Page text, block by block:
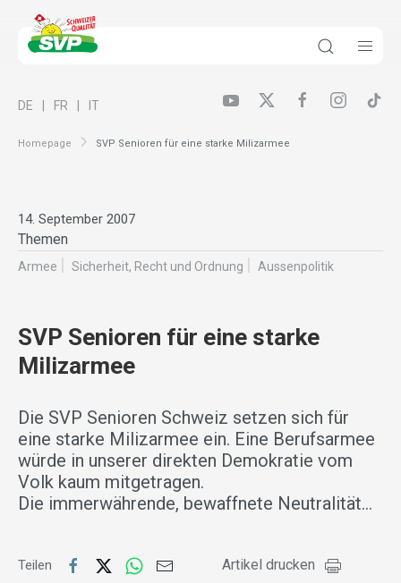
Homepage SVP Senioren für eine starke Milizarmee
DE FR IT
14. September 2007
Themen
Armee Sicherheit, Recht und Ordnung Aussenpolitik
SVP Senioren für eine starke
Milizarmee
Die SVP Senioren Schweiz setzen sich für
eine starke Milizarmee ein. Eine Berufsarmee
würde in unserer direkten Demokratie vom
Volk kaum mitgetragen.
Die immerwährende, bewaffnete Neutralität…
Teilen Artikel drucken